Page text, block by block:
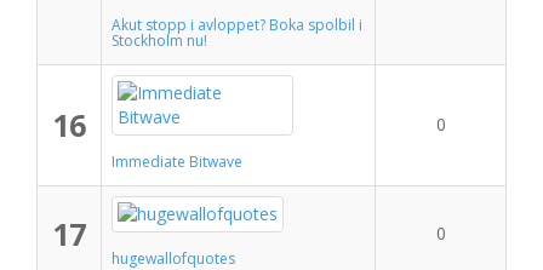
Akut stopp i avloppet? Boka spolbil i
Stockholm nu!
16
Immediate Bitwave
0
17
hugewallofquotes
0